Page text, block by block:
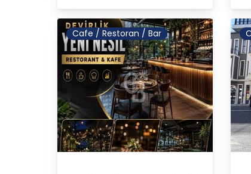
Cafe / Restoran / Bar